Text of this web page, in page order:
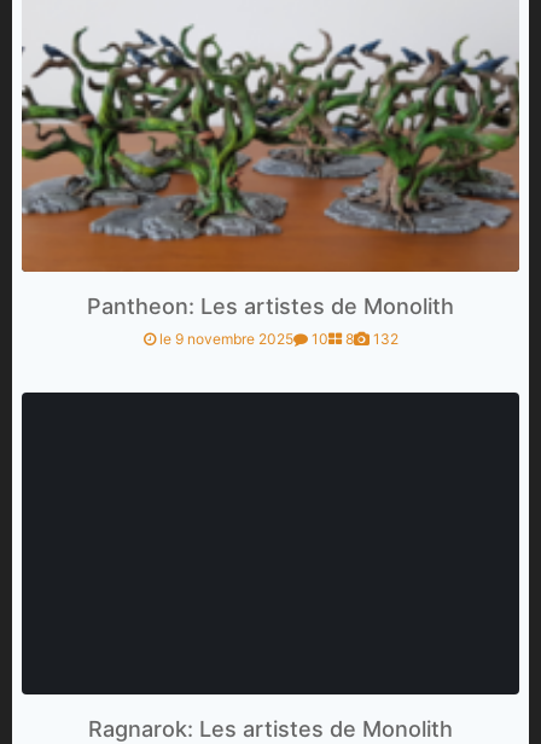
Pantheon: Les artistes de Monolith
le 9 novembre 2025 10 8 132
Ragnarok: Les artistes de Monolith